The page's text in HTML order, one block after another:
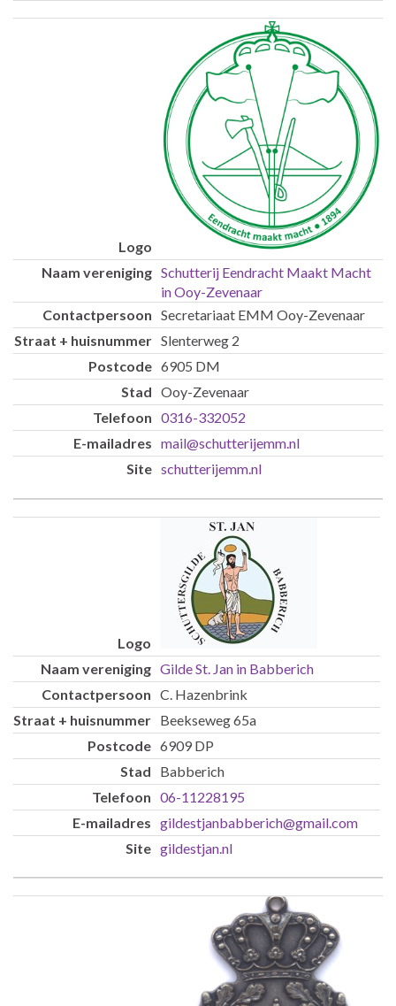
Schutterij Eendracht Maakt Macht
in Ooy-Zevenaar
Secretariaat EMM Ooy-Zevenaar
Slenterweg 2
6905 DM
Ooy-Zevenaar
0316-332052
mail@schutterijemm.nl
schutterijemm.nl
Gilde St. Jan in Babberich
C. Hazenbrink
Beekseweg 65a
6909 DP
Babberich
06-11228195
gildestjanbabberich@gmail.com
gildestjan.nl